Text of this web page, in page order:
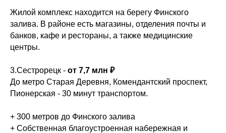
Жилой комплекс находится на берегу Финского
залива. В районе есть магазины, отделения почты и
банков, кафе и рестораны, а также медицинские
центры.
3.Сестрорецк - от 7,7 млн ₽
До метро Старая Деревня, Комендантский проспект,
Пионерская - 30 минут транспортом.
+ 300 метров до Финского залива
+ Собственная благоустроенная набережная и